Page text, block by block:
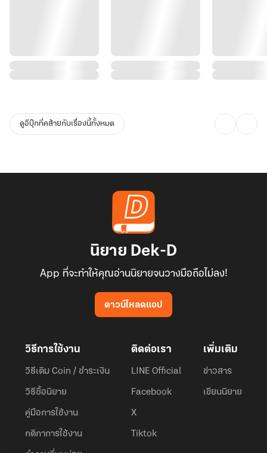
ดูอีบุ๊กที่คล้ายกับเรื่องนี้ทั้งหมด
นิยาย Dek-D
App ที่จะทำให้คุณอ่านนิยายจนวางมือถือไม่ลง!
ดาวน์โหลดแอป
วิธีการใช้งาน
วิธีเติม Coin / ชำระเงิน
วิธีซื้อนิยาย
คู่มือการใช้งาน
กติกาการใช้งาน
ติดต่อเรา
LINE Official
Facebook
X
Tiktok
เพิ่มเติม
ข่าวสาร
เขียนนิยาย